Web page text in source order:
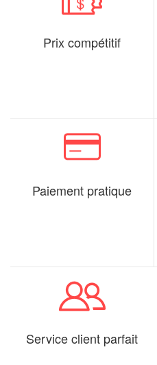
Prix compétitif
Paiement pratique
Service client parfait